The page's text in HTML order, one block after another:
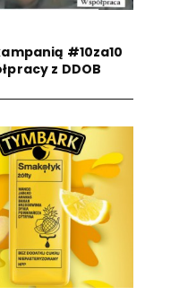
#10za10
z DDOB